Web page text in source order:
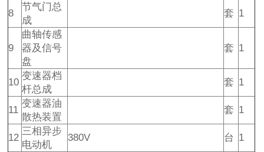
8
节气门总
成
套 1
9
曲轴传感
器及信号
盘
套 1
10
变速器档
杆总成
套 1
11
变速器油
散热装置
套 1
12
三相异步
电动机
380V 台 1